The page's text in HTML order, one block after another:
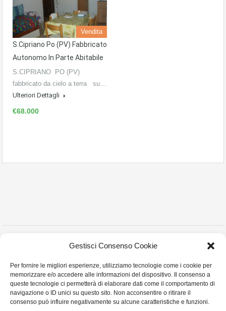
Gestisci Consenso Cookie
Per fornire le migliori esperienze, utilizziamo tecnologie come i cookie per
memorizzare e/o accedere alle informazioni del dispositivo. Il consenso a
queste tecnologie ci permetterà di elaborare dati come il comportamento di
navigazione o ID unici su questo sito. Non acconsentire o ritirare il
consenso può influire negativamente su alcune caratteristiche e funzioni.
Vendita
S.Cipriano Po (PV) Fabbricato
Autonomo In Parte Abitabile
S.CIPRIANO PO (PV)
fabbricato da cielo a terra su…
Ulteriori Dettagli
€68.000
Copyright © 2023 Montanelli Agenzia Immobiliare
255413- Cell:3357879968 Email:montanellicase@gmail.com - Privacy Policy
Cookie Policy